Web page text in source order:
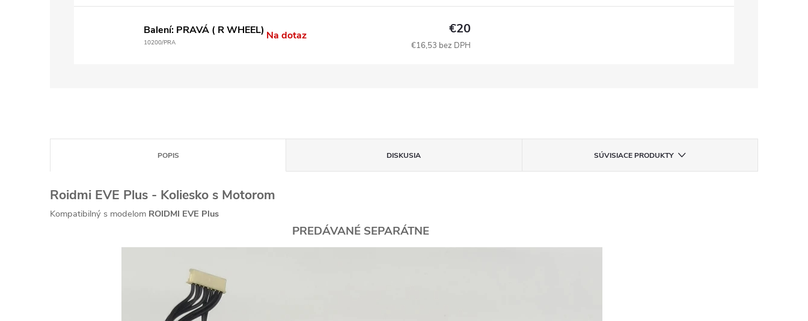
Balení: PRAVÁ ( R WHEEL)
10200/PRA
Na dotaz €20
€16,53 bez DPH
POPIS DISKUSIA SÚVISIACE PRODUKTY
Roidmi EVE Plus - Koliesko s Motorom
Kompatibilný s modelom ROIDMI EVE Plus
PREDÁVANÉ SEPARÁTNE